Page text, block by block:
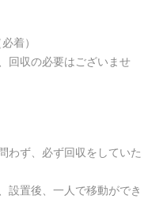
着）
回収の必要はございませ
わず、必ず回収をしていた
設置後、一人で移動ができ